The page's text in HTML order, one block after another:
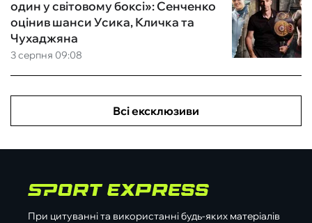
3 серпня 09:08
один у світовому боксі»: Сенченко
оцінив шанси Усика, Кличка та
Чухаджяна
Всі ексклюзиви
При цитуванні та використанні будь-яких матеріалів